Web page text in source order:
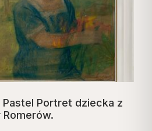
Pastel Portret dziecka z
Romerów.